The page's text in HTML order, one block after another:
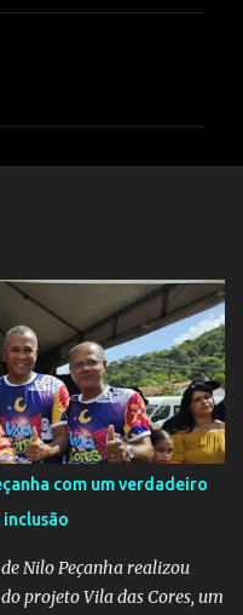
com um verdadeiro
Nilo Peçanha realizou
projeto Vila das Cores, um